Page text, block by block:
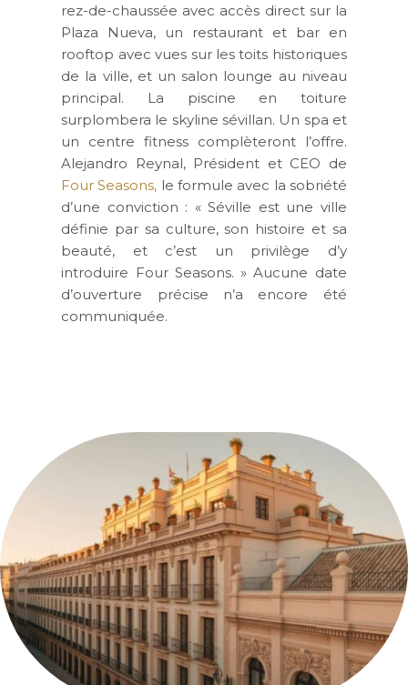
rez-de-chaussée avec accès direct sur la
Plaza Nueva, un restaurant et bar en
rooftop avec vues sur les toits historiques
de la ville, et un salon lounge au niveau
principal. La piscine en toiture
surplombera le skyline sévillan. Un spa et
un centre fitness complèteront l’offre.
Alejandro Reynal, Président et CEO de
Four Seasons, le formule avec la sobriété
d’une conviction : « Séville est une ville
définie par sa culture, son histoire et sa
beauté, et c’est un privilège d’y
introduire Four Seasons. » Aucune date
d’ouverture précise n’a encore été
communiquée.